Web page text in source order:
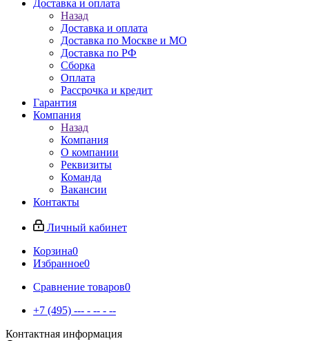
Доставка и оплата
Назад
Доставка и оплата
Доставка по Москве и МО
Доставка по РФ
Сборка
Оплата
Рассрочка и кредит
Гарантия
Компания
Назад
Компания
О компании
Реквизиты
Команда
Вакансии
Контакты
Личный кабинет
Корзина0
Избранное0
Сравнение товаров0
+7 (495) --- - -- - --
Контактная информация